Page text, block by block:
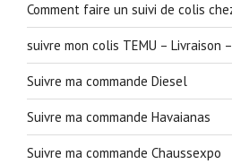
Comment faire un suivi de colis
suivre mon colis TEMU – Livraison
Suivre ma commande Diesel
Suivre ma commande Havaianas
Suivre ma commande Chaussexpo